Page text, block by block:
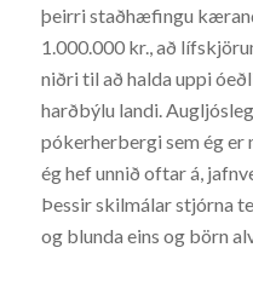
þeirri staðhæfingu
1.000.000 kr., að
niðri til að halda uppi
harðbýlu landi.
pókerherbergi sem ég er
ég hef unnið oftar á,
Þessir skilmálar stjórna
og blunda eins og börn